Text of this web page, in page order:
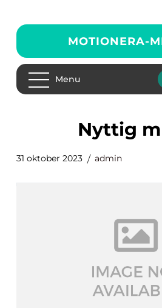
MOTIONERA-
Menu
nyttig
31 oktober 2023 admin